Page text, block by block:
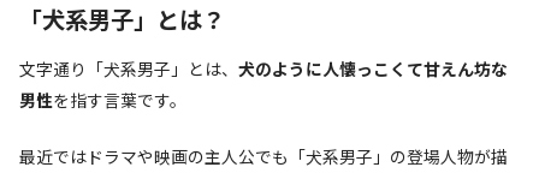
「犬系男子」とは？
文字通り「犬系男子」とは、 犬のように人懐っこくて甘えん坊な
男性を指す言葉です。
最近ではドラマや映画の主人公でも「犬系男子」の登場人物が描